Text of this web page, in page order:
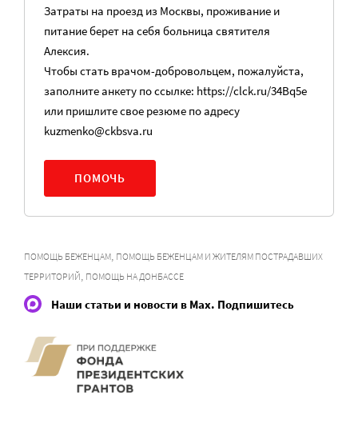
Затраты на проезд из Москвы, проживание и
питание берет на себя больница святителя
Алексия.
Чтобы стать врачом-добровольцем, пожалуйста,
заполните анкету по ссылке: https://clck.ru/34Bq5e
или пришлите свое резюме по адресу
kuzmenko@ckbsva.ru
ПОМОЧЬ
ПОМОЩЬ БЕЖЕНЦАМ, ПОМОЩЬ БЕЖЕНЦАМ И ЖИТЕЛЯМ ПОСТРАДАВШИХ
ТЕРРИТОРИЙ, ПОМОЩЬ НА ДОНБАССЕ
Наши статьи и новости в Max. Подпишитесь